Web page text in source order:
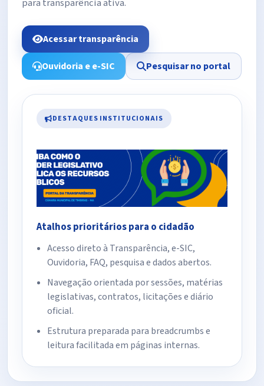
para transparência ativa.
Acessar transparência
Ouvidoria e e-SIC Pesquisar no portal
DESTAQUES INSTITUCIONAIS
Atalhos prioritários para o cidadão
Acesso direto à Transparência, e-SIC,
Ouvidoria, FAQ, pesquisa e dados abertos.
Navegação orientada por sessões, matérias
legislativas, contratos, licitações e diário
oficial.
Estrutura preparada para breadcrumbs e
leitura facilitada em páginas internas.